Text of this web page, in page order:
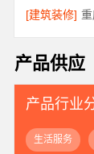
[建筑装修]
产品供应
产品行业
生活服务